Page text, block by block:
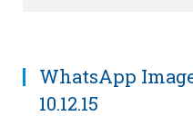
WhatsApp
10.12.15